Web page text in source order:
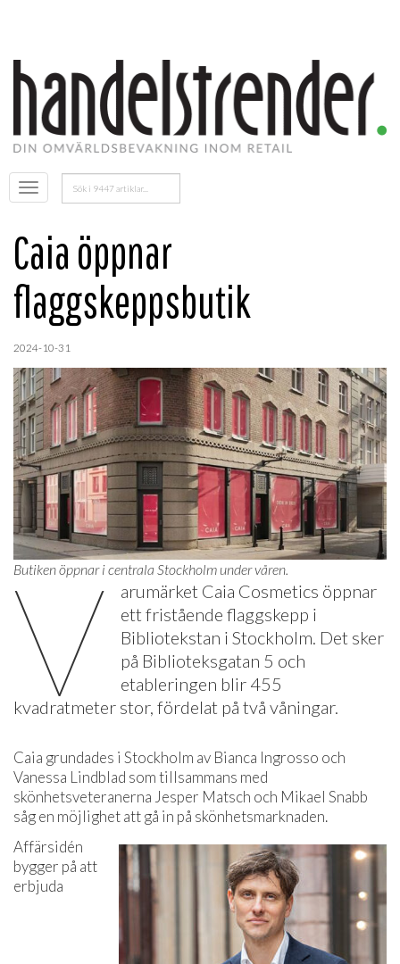
Öppna
menyn
Sök
efter:
Caia öppnar
flaggskeppsbutik
2024-10-31
Butiken öppnar i centrala Stockholm under våren.
V
arumärket Caia Cosmetics öppnar
ett fristående flaggskepp i
Bibliotekstan i Stockholm. Det sker
på Biblioteksgatan 5 och
etableringen blir 455
kvadratmeter stor, fördelat på två våningar.
Caia grundades i Stockholm av Bianca Ingrosso och
Vanessa Lindblad som tillsammans med
skönhetsveteranerna Jesper Matsch och Mikael Snabb
såg en möjlighet att gå in på skönhetsmarknaden.
Affärsidén
bygger på att
erbjuda